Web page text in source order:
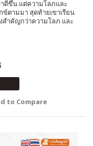
ดีขึ้น แต่ความโลภและ
ตามมา สุดท้ายเขาเรียน
สำคัญกว่าความโลภ และ
to Compare